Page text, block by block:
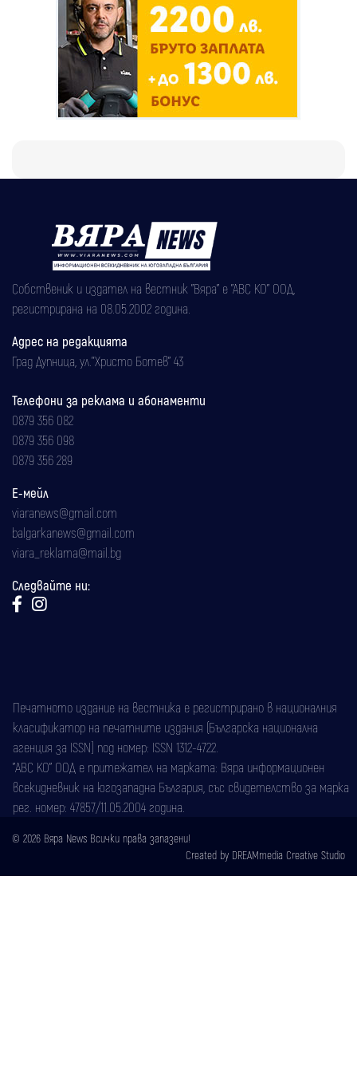
Собственик и издател на вестник "Вяра" е "АВС КО" ООД,
регистрирана на 08.05.2002 година.
Адрес на редакцията
Град Дупница, ул.''Христо Ботев" 43
Телефони за реклама и абонаменти
0879 356 082
0879 356 098
0879 356 289
Е-мейл
viaranews@gmail.com
balgarkanews@gmail.com
viara_reklama@mail.bg
Следвайте ни:
Печатното издание на вестника е регистрирано в националния
класификатор на печатните издания (Българска национална
агенция за ISSN) под номер: ISSN 1312-4722.
"АВС КО" ООД е притежател на марката: Вяра информационен
всекидневник на югозападна България, със свидетелство за марка
рег. номер: 47857/11.05.2004 година.
© 2026 Вяра News Всички права запазени!
Created by DREAMmedia Creative Studio